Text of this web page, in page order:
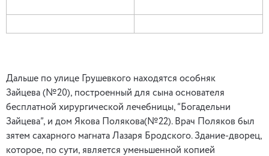
Дальше по улице Грушевкого находятся особняк
Зайцева (№20), построенный для сына основателя
бесплатной хирургической лечебницы, “Богадельни
Зайцева”, и дом Якова Полякова(№22). Врач Поляков был
зятем сахарного магната Лазаря Бродского. Здание-дворец,
которое, по сути, является уменьшенной копией